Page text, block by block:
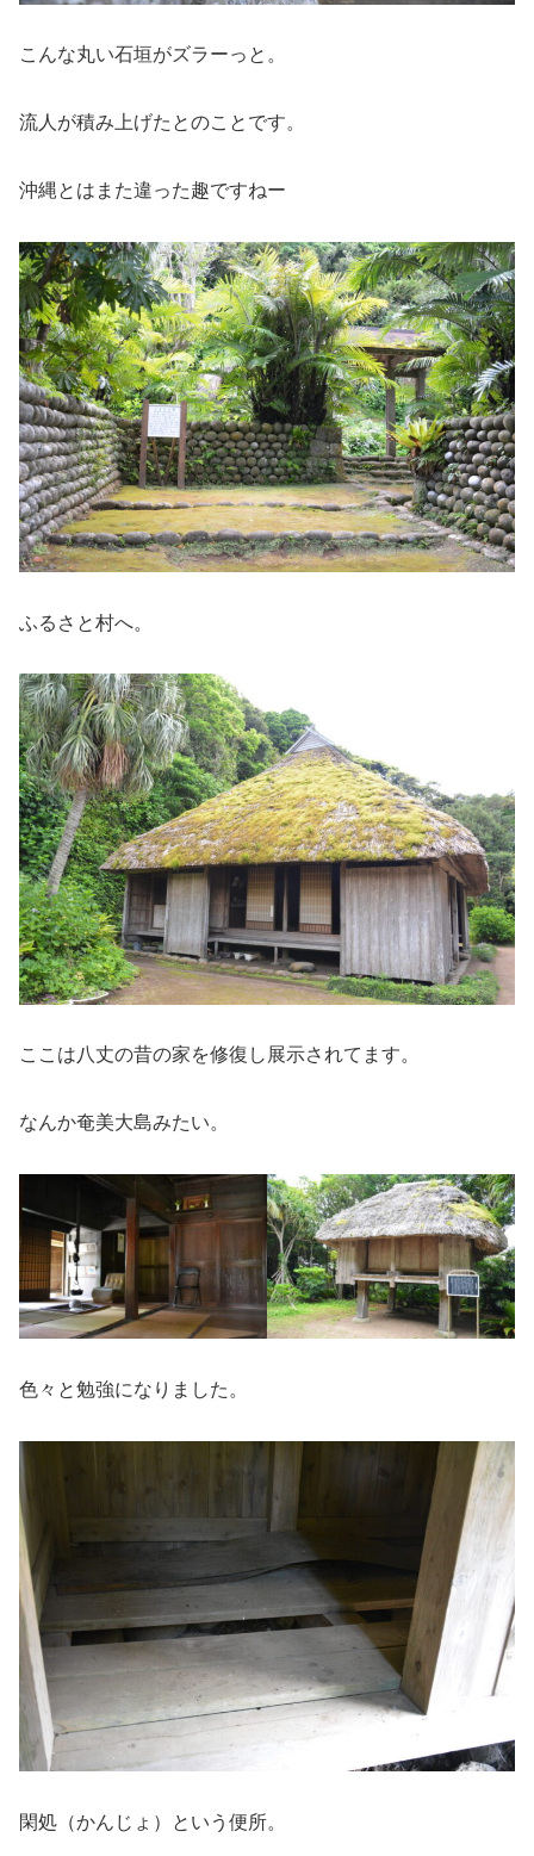
こんな丸い石垣がズラーっと。
流人が積み上げたとのことです。
沖縄とはまた違った趣ですねー
ふるさと村へ。
ここは八丈の昔の家を修復し展示されてます。
なんか奄美大島みたい。
色々と勉強になりました。
閑処（かんじょ）という便所。